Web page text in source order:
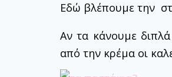
Εδώ βλέπουμε την
Αν τα κάνουμε
από την κρέμα οι